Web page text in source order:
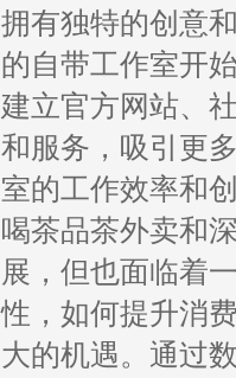
拥有独特的创意
的自带工作室开
建立官方网站、
和服务，吸引更
室的工作效率和
喝茶品茶外卖和
展，但也面临着
性，如何提升消
大的机遇。通过